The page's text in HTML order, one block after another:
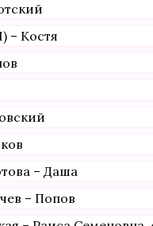
– Костя
– Даша
– Попов